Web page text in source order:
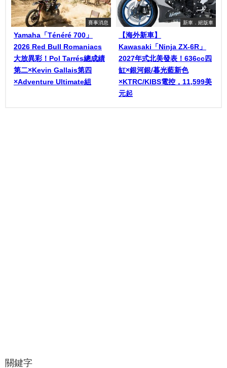
賽事消息
Yamaha「Ténéré 700」
2026 Red Bull Romaniacs
大放異彩！Pol Tarrés總成績
第二×Kevin Gallais第四
×Adventure Ultimate組
新車．絕版車
【海外新車】
Kawasaki「Ninja ZX-6R」
2027年式北美發表！636cc四
缸×銀河銀/暮光藍新色
×KTRC/KIBS電控，11,599美
元起
關鍵字